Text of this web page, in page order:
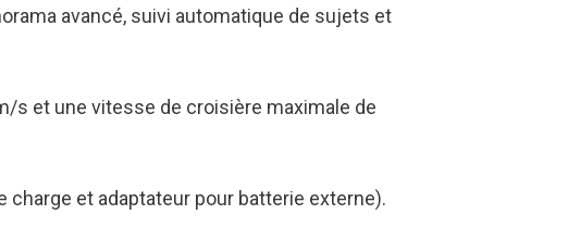
avancé, suivi automatique de sujets et
s et une vitesse de croisière maximale de
charge et adaptateur pour batterie externe).